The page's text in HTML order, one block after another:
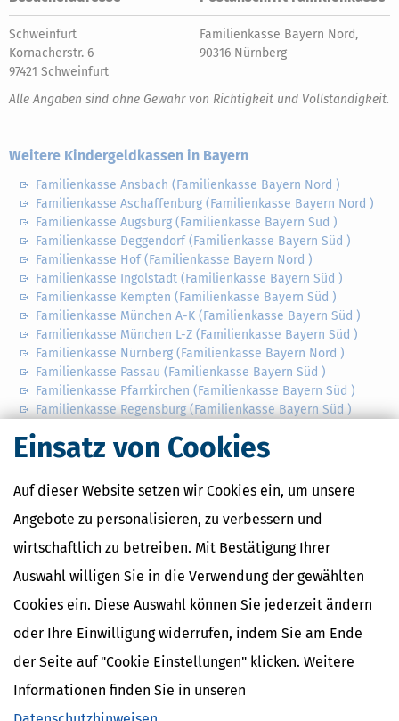
Einsatz von Cookies
Auf dieser Website setzen wir Cookies ein, um unsere
Angebote zu personalisieren, zu verbessern und
wirtschaftlich zu betreiben. Mit Bestätigung Ihrer
Auswahl willigen Sie in die Verwendung der gewählten
Cookies ein. Diese Auswahl können Sie jederzeit ändern
oder Ihre Einwilligung widerrufen, indem Sie am Ende
der Seite auf "Cookie Einstellungen" klicken. Weitere
Informationen finden Sie in unseren
Schweinfurt
Kornacherstr. 6
97421 Schweinfurt
Familienkasse Bayern Nord,
90316 Nürnberg
Alle Angaben sind ohne Gewähr von Richtigkeit und Vollständigkeit.
Weitere Kindergeldkassen in Bayern
Familienkasse Ansbach (Familienkasse Bayern Nord )
Familienkasse Aschaffenburg (Familienkasse Bayern Nord )
Familienkasse Augsburg (Familienkasse Bayern Süd )
Familienkasse Deggendorf (Familienkasse Bayern Süd )
Familienkasse Hof (Familienkasse Bayern Nord )
Familienkasse Ingolstadt (Familienkasse Bayern Süd )
Familienkasse Kempten (Familienkasse Bayern Süd )
Familienkasse München A-K (Familienkasse Bayern Süd )
Familienkasse München L-Z (Familienkasse Bayern Süd )
Familienkasse Nürnberg (Familienkasse Bayern Nord )
Familienkasse Passau (Familienkasse Bayern Süd )
Familienkasse Pfarrkirchen (Familienkasse Bayern Süd )
Familienkasse Regensburg (Familienkasse Bayern Süd )
Familienkassen